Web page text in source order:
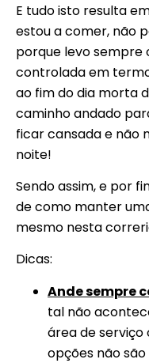
E tudo isto resulta
estou a comer, não
porque levo sempre
controlada em
ao fim do dia morta
caminho andado
ficar cansada e não
noite!
Sendo assim, e por
de como manter
mesmo nesta
Dicas:
Ande sempre
tal não
área de serviço
opções não são